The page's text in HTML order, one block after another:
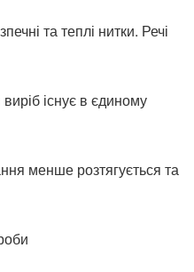
та теплі нитки. Речі
існує в єдиному
менше розтягується та